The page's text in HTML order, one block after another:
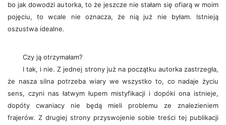
bo jak dowodzi autorka, to że jeszcze nie stałam się ofiarą w moim
pojęciu, to wcale nie oznacza, że nią już nie byłam. Istnieją
oszustwa idealne.
Czy ją otrzymałam?
I tak, i nie. Z jednej strony już na początku autorka zastrzegła,
że nasza silna potrzeba wiary we wszystko to, co nadaje życiu
sens, czyni nas łatwym łupem mistyfikacji i dopóki ona istnieje,
dopóty cwaniacy nie będą mieli problemu ze znalezieniem
frajerów. Z drugiej strony przyswojenie sobie treści tej publikacji